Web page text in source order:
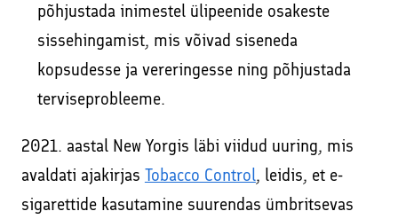
põhjustada inimestel ülipeenide osakeste
sissehingamist, mis võivad siseneda
kopsudesse ja vereringesse ning põhjustada
terviseprobleeme.
2021. aastal New Yorgis läbi viidud uuring, mis
avaldati ajakirjas Tobacco Control, leidis, et e-
sigarettide kasutamine suurendas ümbritsevas